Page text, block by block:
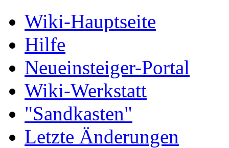
Wiki-Hauptseite
Hilfe
Neueinsteiger-Portal
Wiki-Werkstatt
"Sandkasten"
Letzte Änderungen